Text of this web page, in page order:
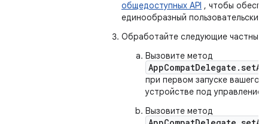
общедоступных API , чтобы
единообразный пользовательский
Обработайте следующие частные
Вызовите метод
при первом запуске вашего
устройстве под
Вызовите метод